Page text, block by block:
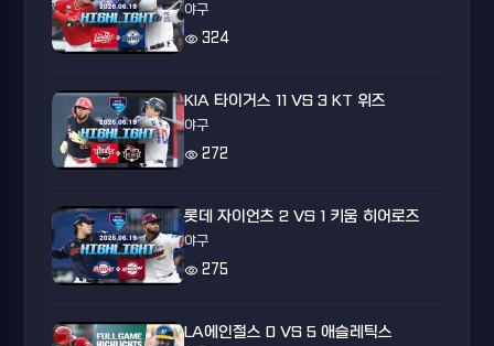
야구
visibility 324
KIA 타이거스 11 VS 3 KT 위즈
야구
visibility 272
롯데 자이언츠 2 VS 1 키움 히어로즈
야구
visibility 275
LA에인절스 0 VS 5 애슬레틱스